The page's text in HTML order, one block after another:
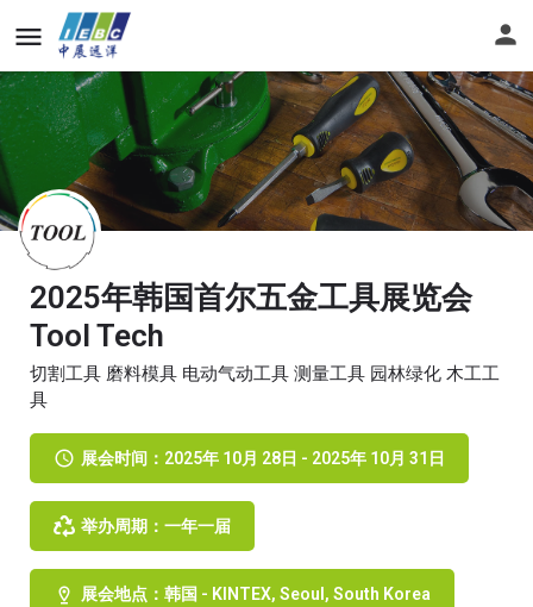
2025年韩国首尔五金工具展览会
Tool Tech
切割工具 磨料模具 电动气动工具 测量工具 园林绿化 木工工
具
展会时间：2025年 10月 28日 - 2025年 10月 31日
举办周期：一年一届
展会地点：韩国 - KINTEX, Seoul, South Korea